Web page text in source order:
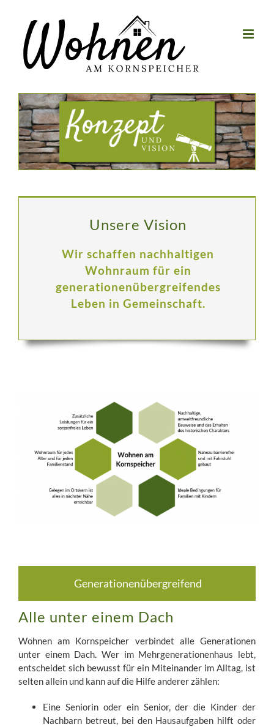
springen
Unsere Vision
Wir schaffen nachhaltigen
Wohnraum für ein
generationenübergreifendes
Leben in Gemeinschaft.
Generationenübergreifend
Alle unter einem Dach
Wohnen am Kornspeicher verbindet alle Generationen
unter einem Dach. Wer im Mehrgenerationenhaus lebt,
entscheidet sich bewusst für ein Miteinander im Alltag, ist
selten allein und kann auf die Hilfe anderer zählen:
Eine Seniorin oder ein Senior, der die Kinder der
Nachbarn betreut, bei den Hausaufgaben hilft oder